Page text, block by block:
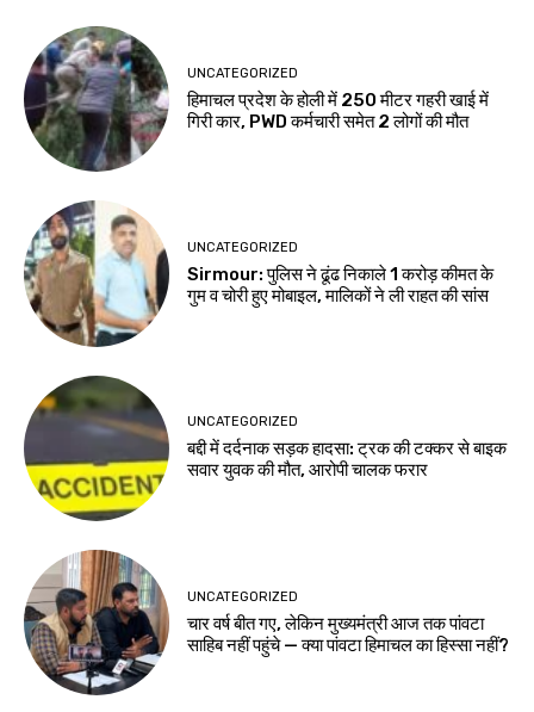
UNCATEGORIZED
हिमाचल प्रदेश के होली में 250 मीटर गहरी खाई में
गिरी कार, PWD कर्मचारी समेत 2 लोगों की मौत
UNCATEGORIZED
Sirmour: पुलिस ने ढूंढ निकाले 1 करोड़ कीमत के
गुम व चोरी हुए मोबाइल, मालिकों ने ली राहत की सांस
UNCATEGORIZED
बद्दी में दर्दनाक सड़क हादसा: ट्रक की टक्कर से बाइक
सवार युवक की मौत, आरोपी चालक फरार
UNCATEGORIZED
चार वर्ष बीत गए, लेकिन मुख्यमंत्री आज तक पांवटा
साहिब नहीं पहुंचे — क्या पांवटा हिमाचल का हिस्सा नहीं?